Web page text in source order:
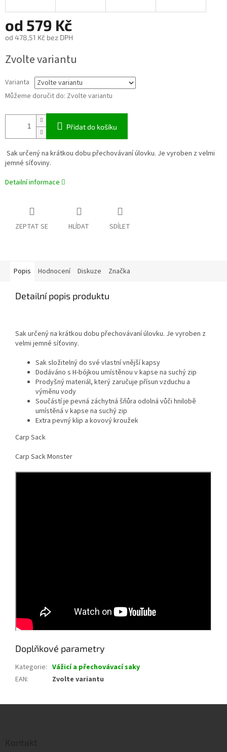
od 579 Kč
od 478,51 Kč bez DPH
cena:
Zvolte variantu
Varianta
Můžeme doručit do: Zvolte variantu
Přidat do košíku
Sak určený na krátkou dobu přechovávaní úlovku. Je vyroben z velmi
jemné síťoviny.
Detailní informace
ZEPTAT SE HLÍDAT SDÍLET
Popis Hodnocení Diskuze Značka
Detailní popis produktu
Sak určený na krátkou dobu přechovávaní úlovku. Je vyroben z
velmi jemné síťoviny.
Sak složitelný do své vlastní vnější kapsy
Dodáváno s H-bójkou umístěnou v kapse na suchý zip
Prodyšný materiál, který zaručuje přísun vzduchu a
výměnu vody
Součástí je pevná záchytná šňůra odolná vůči hnilobě
umístěná v kapse na suchý zip
Extra pevný klip a kovový kroužek
Carp Sack
Carp Sack Monster
Doplňkové parametry
Kategorie: Vážicí a přechovávací saky
EAN: Zvolte variantu